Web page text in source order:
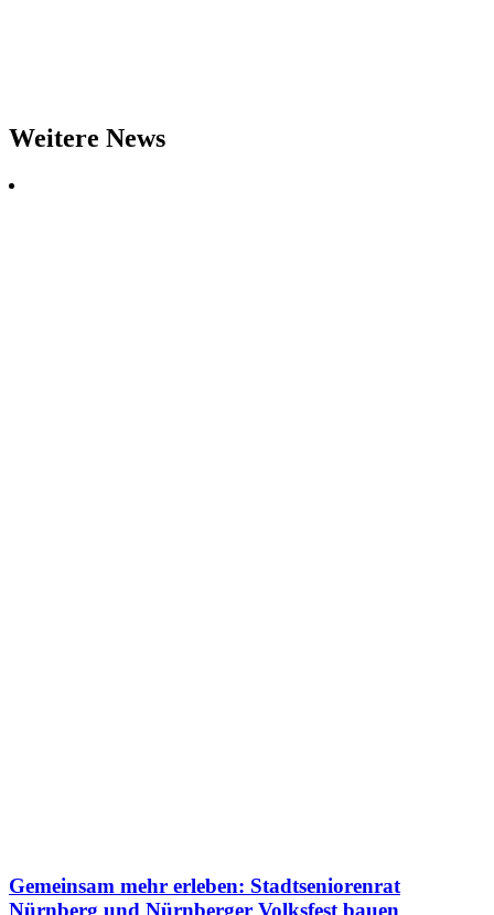
Weitere News
Gemeinsam mehr erleben: Stadtseniorenrat
Nürnberg und Nürnberger Volksfest bauen